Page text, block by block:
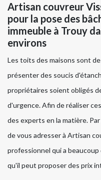
Artisan couvreur
pour la pose des
immeuble à Trouy
environs
Les toits des maisons sont
présenter des soucis
propriétaires soient obligés
d'urgence. Afin de réaliser
des experts en la matière.
de vous adresser à Artisan
professionnel qui a
qu'il peut proposer des prix